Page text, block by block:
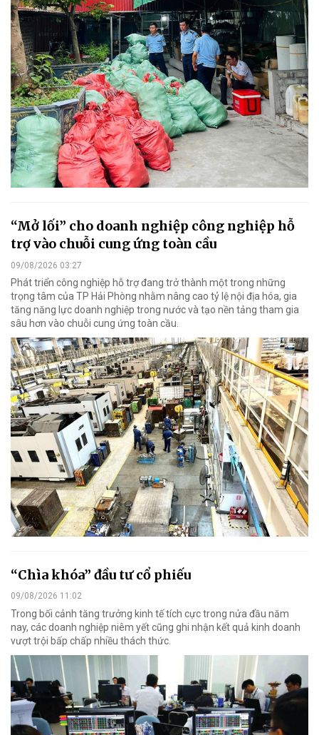
“Mở lối” cho doanh nghiệp công nghiệp hỗ
trợ vào chuỗi cung ứng toàn cầu
09/08/2026 03:27
Phát triển công nghiệp hỗ trợ đang trở thành một trong những
trọng tâm của TP Hải Phòng nhằm nâng cao tỷ lệ nội địa hóa, gia
tăng năng lực doanh nghiệp trong nước và tạo nền tảng tham gia
sâu hơn vào chuỗi cung ứng toàn cầu.
“Chìa khóa” đầu tư cổ phiếu
09/08/2026 11:02
Trong bối cảnh tăng trưởng kinh tế tích cực trong nửa đầu năm
nay, các doanh nghiệp niêm yết cũng ghi nhận kết quả kinh doanh
vượt trội bấp chấp nhiều thách thức.